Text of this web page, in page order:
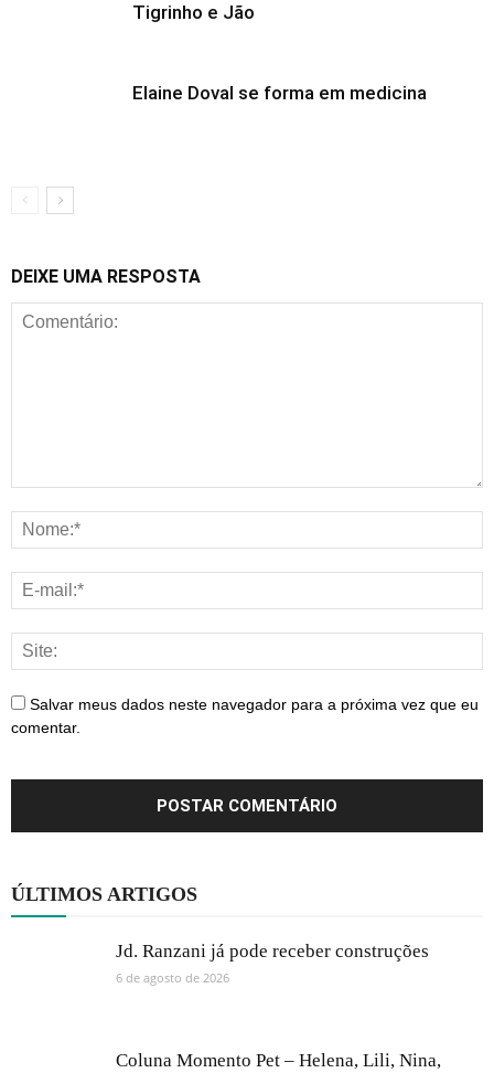
Tigrinho e Jão
Elaine Doval se forma em medicina
DEIXE UMA RESPOSTA
Salvar meus dados neste navegador para a próxima vez que eu
comentar.
ÚLTIMOS ARTIGOS
Jd. Ranzani já pode receber construções
6 de agosto de 2026
Coluna Momento Pet – Helena, Lili, Nina,